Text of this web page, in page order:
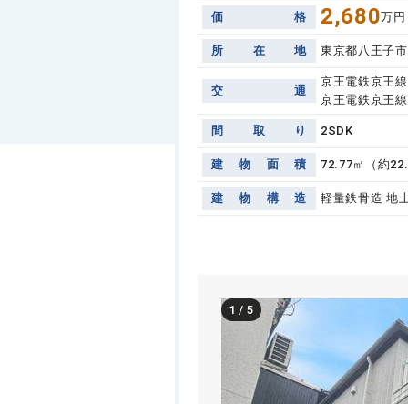
価 格 2,680万円
所 在 地 東京都八王子
交 通
京王電鉄京王
京王電鉄京王
間 取 り 2SDK
建 物 面 積 72.77㎡（約
建 物 構 造 軽量鉄骨造 地
1 /5